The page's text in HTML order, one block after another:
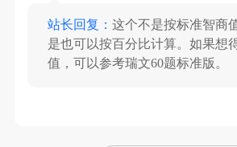
站长回复：这个不是按标准智商
是也可以按百分比计算。如果想
值，可以参考瑞文60题标准版。